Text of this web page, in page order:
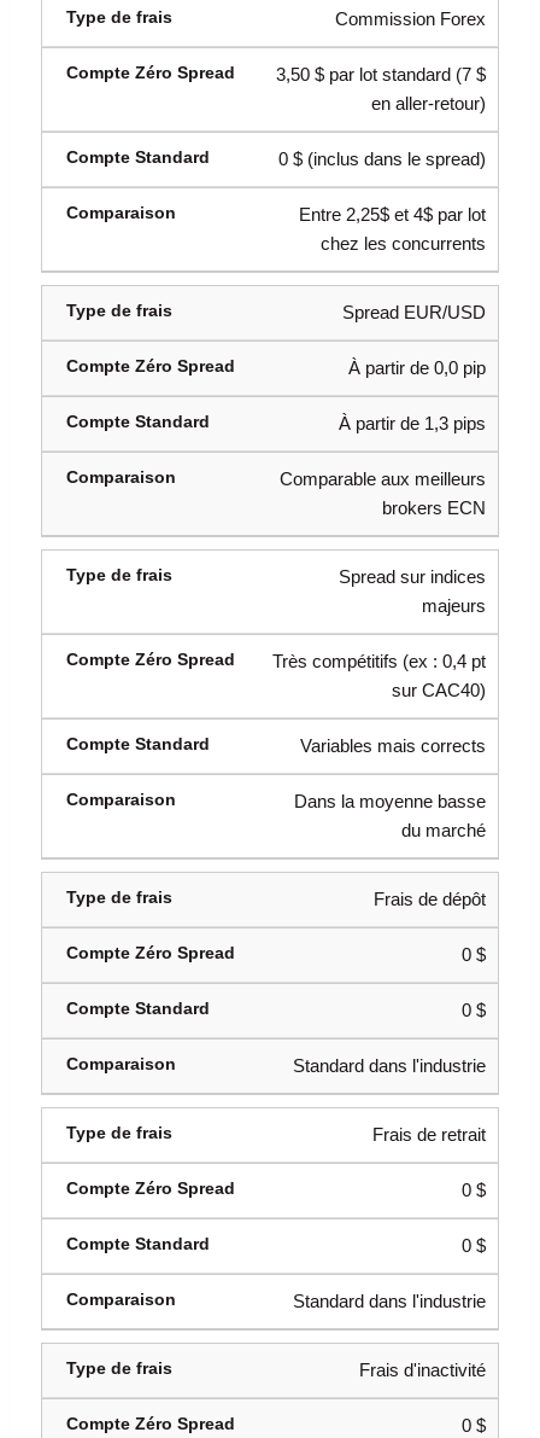
Commission Forex
3,50 $ par lot standard (7 $
en aller-retour)
0 $ (inclus dans le spread)
Entre 2,25$ et 4$ par lot
chez les concurrents
Spread EUR/USD
À partir de 0,0 pip
À partir de 1,3 pips
Comparable aux meilleurs
brokers ECN
Spread sur indices
majeurs
Très compétitifs (ex : 0,4 pt
sur CAC40)
Variables mais corrects
Dans la moyenne basse
du marché
Frais de dépôt
0 $
0 $
Standard dans l'industrie
Frais de retrait
0 $
0 $
Standard dans l'industrie
Frais d'inactivité
0 $